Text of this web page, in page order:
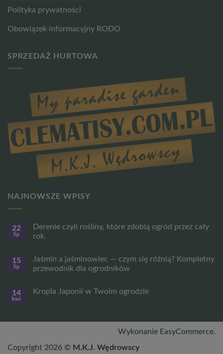
Polityka prywatności
Obowiązek informacyjny RODO
SPRZEDAŻ HURTOWA
NAJNOWSZE WPISY
22
lip
Derenie czyli rośliny, które zdobią ogród przez cały
rok.
do
czyli
zdobią
15
lip
Jaśmin a jaśminowiec — czym się różnią? Kompletny
przewodnik dla ogrodników
do
przewodnik
14
kwi
Kropla Japonii w Twoim ogrodzie
Kropla
ogrodzie
Wykonanie EasyCommerce.
Copyright 2026 © M.K.J. Wędrowscy